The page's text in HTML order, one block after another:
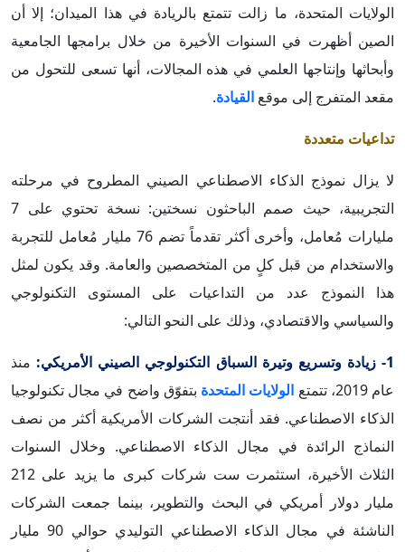
الولايات المتحدة، ما زالت تتمتع بالريادة في هذا الميدان؛ إلا أن
الصين أظهرت في السنوات الأخيرة من خلال برامجها الجامعية
وأبحاثها وإنتاجها العلمي في هذه المجالات، أنها تسعى للتحول من
مقعد المتفرج إلى موقع القيادة.
تداعيات متعددة
لا يزال نموذج الذكاء الاصطناعي الصيني المطروح في مرحلته
التجريبية، حيث صمم الباحثون نسختين: نسخة تحتوي على 7
مليارات مُعامل، وأخرى أكثر تقدماً تضم 76 مليار مُعامل للتجربة
والاستخدام من قبل كلٍ من المتخصصين والعامة. وقد يكون لمثل
هذا النموذج عدد من التداعيات على المستوى التكنولوجي
والسياسي والاقتصادي، وذلك على النحو التالي:
1- زيادة وتسريع وتيرة السباق التكنولوجي الصيني الأمريكي:
منذ
عام 2019، تتمتع
الولايات المتحدة بتفوّق واضح في مجال تكنولوجيا
الذكاء الاصطناعي. فقد أنتجت الشركات الأمريكية أكثر من نصف
النماذج الرائدة في مجال الذكاء الاصطناعي. وخلال السنوات
الثلاث الأخيرة، استثمرت ست شركات كبرى ما يزيد على 212
مليار دولار أمريكي في البحث والتطوير، بينما جمعت الشركات
الناشئة في مجال الذكاء الاصطناعي التوليدي حوالي 90 مليار